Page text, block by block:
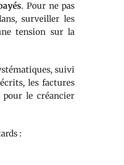
. Pour ne pas
surveiller les
tension sur la
suivi
les factures
pour le créancier
: